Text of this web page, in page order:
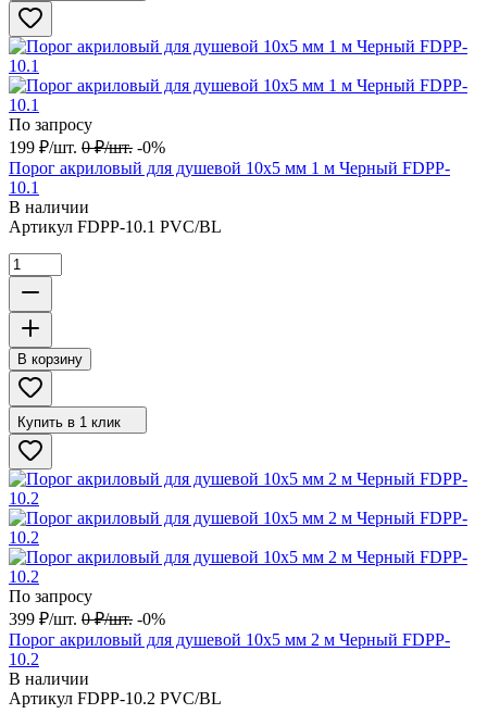
По запросу
199 ₽/шт. 0 ₽/шт. -0%
Порог акриловый для душевой 10х5 мм 1 м Черный FDPP-
10.1
В наличии
Артикул FDPP-10.1 PVC/BL
В корзину
Купить в 1 клик
По запросу
399 ₽/шт. 0 ₽/шт. -0%
Порог акриловый для душевой 10х5 мм 2 м Черный FDPP-
10.2
В наличии
Артикул FDPP-10.2 PVC/BL